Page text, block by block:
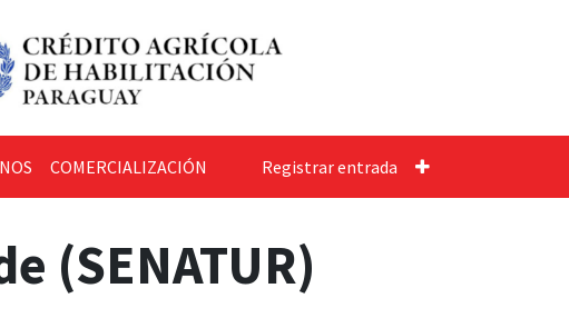
COMERCIALIZACIÓN Registrar entrada
(SENATUR)